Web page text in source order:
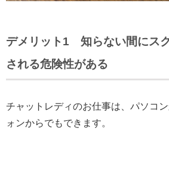
デメリット1 知らない間にス
される危険性がある
チャットレディのお仕事は、パソコ
ォンからでもできます。